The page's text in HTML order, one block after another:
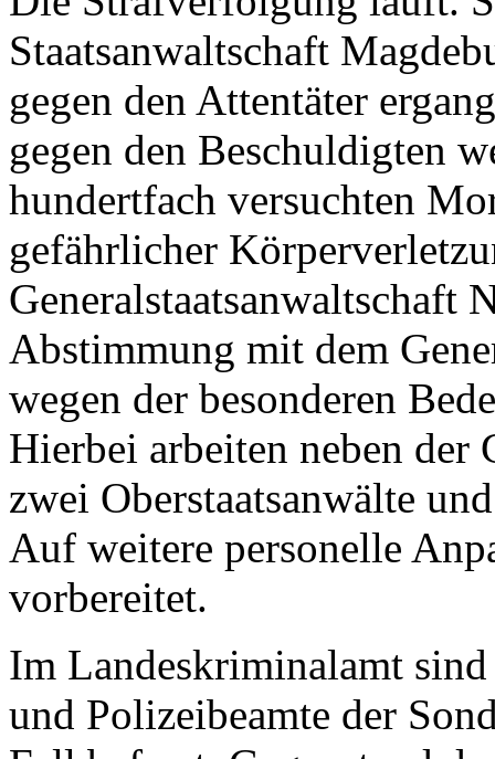
Staatsanwaltschaft
gegen den Attentäter
gegen den Beschuldigten
hundertfach versuchten
gefährlicher
Generalstaatsanwaltschaft
Abstimmung mit dem
wegen der besonderen
Hierbei arbeiten neben der
zwei Oberstaatsanwälte
Auf weitere personelle
vorbereitet.
Im Landeskriminalamt
und Polizeibeamte der